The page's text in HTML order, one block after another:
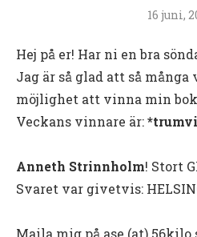
16 juni,
Hej på er! Har ni en bra
Jag är så glad att så
möjlighet att vinna min
Veckans vinnare är:
Anneth Strinnholm! Stort
Svaret var givetvis:
Maila mig på ase (at)